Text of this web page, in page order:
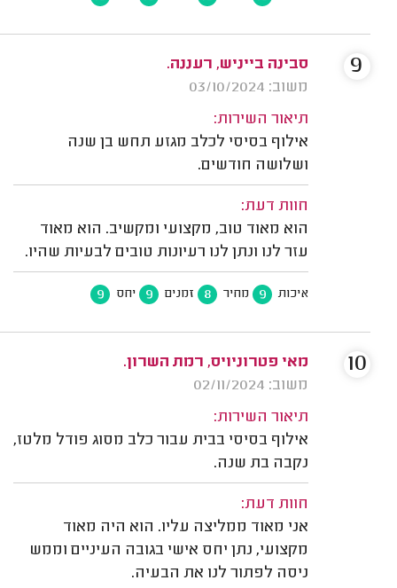
סבינה בייניש, רעננה.
משוב: 03/10/2024
תיאור השירות:
אילוף בסיסי לכלב מגזע תחש בן שנה
ושלושה חודשים.
חוות דעת:
הוא מאוד טוב, מקצועי ומקשיב. הוא מאוד
עזר לנו ונתן לנו רעיונות טובים לבעיות שהיו.
איכות 9 מחיר 8 זמנים 9 יחס 9
9
מאי פטרוניויס, רמת השרון.
משוב: 02/11/2024
תיאור השירות:
אילוף בסיסי בבית עבור כלב מסוג פודל מלטז,
נקבה בת שנה.
חוות דעת:
אני מאוד ממליצה עליו. הוא היה מאוד
מקצועי, נתן יחס אישי בגובה העיניים וממש
ניסה לפתור לנו את הבעיה.
10